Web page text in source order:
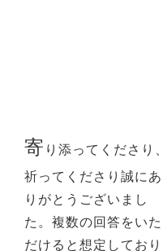
寄 り添ってくださり、
祈ってくださり誠にあ
りがとうございまし
た。複数の回答をいた
だけると想定しており